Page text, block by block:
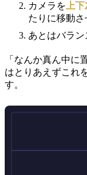
カメラを 上
たりに移動さ
あとはバラ
「なんか真ん中に
はとりあえずこれ
す。